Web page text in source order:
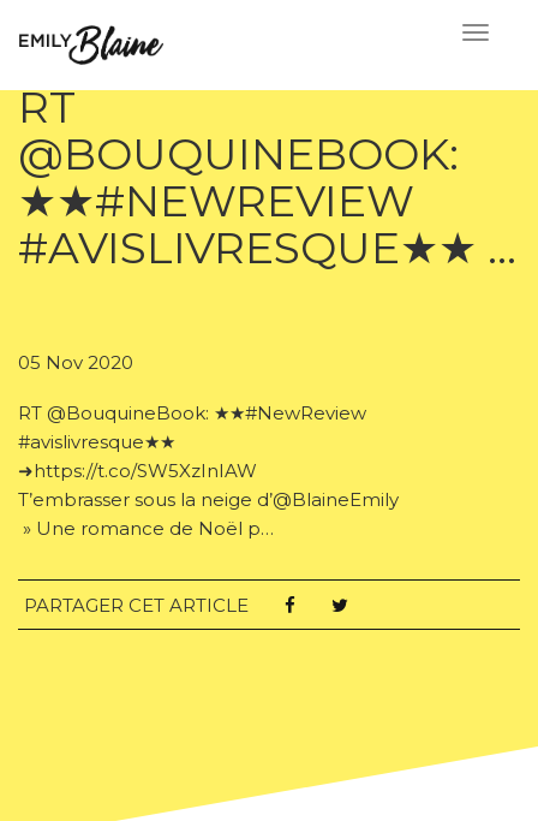
RT
@BOUQUINEBOOK:
★★#NEWREVIEW
#AVISLIVRESQUE★★ …
05 Nov 2020
RT @BouquineBook: ★★#NewReview
#avislivresque★★
➜https://t.co/SW5XzInIAW
T’embrasser sous la neige d’@BlaineEmily
» Une romance de Noël p…
PARTAGER CET ARTICLE